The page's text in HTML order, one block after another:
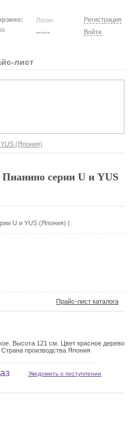
Регистрация
Войти
лист
(Япония)
серии U и YUS
U и YUS (Япония) |
Прайс-лист каталога
Высота 121 см. Цвет красное дерево
производства Япония
Уведомить о поступлении